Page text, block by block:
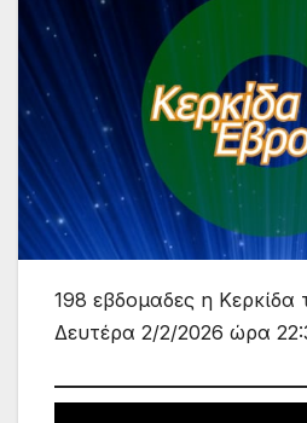
198 εβδομαδες η
Δευτέρα 2/2/2026 ώρα